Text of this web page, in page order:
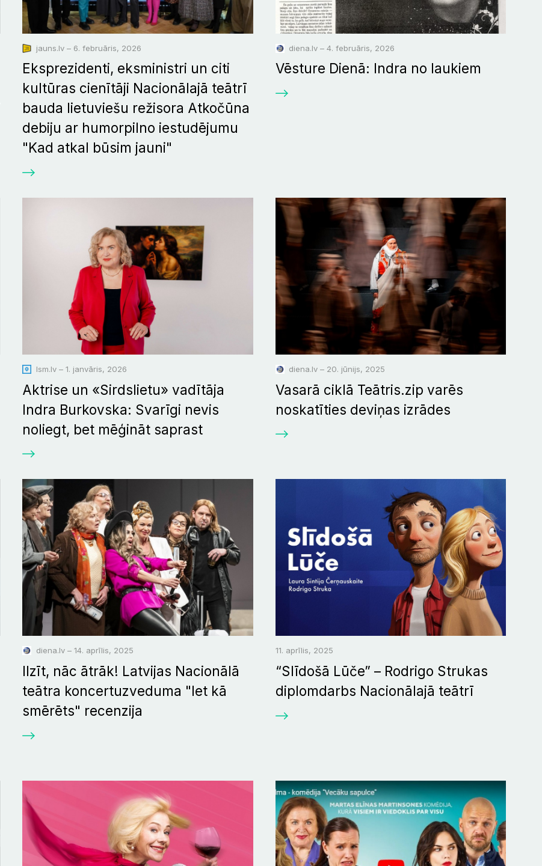
jauns.lv – 6. februāris, 2026
Eksprezidenti, eksministri un citi
kultūras cienītāji Nacionālajā teātrī
bauda lietuviešu režisora Atkočūna
debiju ar humorpilno iestudējumu
"Kad atkal būsim jauni"
diena.lv – 4. februāris, 2026
Vēsture Dienā: Indra no laukiem
lsm.lv – 1. janvāris, 2026
Aktrise un «Sirdslietu» vadītāja
Indra Burkovska: Svarīgi nevis
noliegt, bet mēģināt saprast
diena.lv – 20. jūnijs, 2025
Vasarā ciklā Teātris.zip varēs
noskatīties deviņas izrādes
diena.lv – 14. aprīlis, 2025
Ilzīt, nāc ātrāk! Latvijas Nacionālā
teātra koncertuzveduma "Iet kā
smērēts" recenzija
11. aprīlis, 2025
“Slīdošā Lūče” – Rodrigo Strukas
diplomdarbs Nacionālajā teātrī